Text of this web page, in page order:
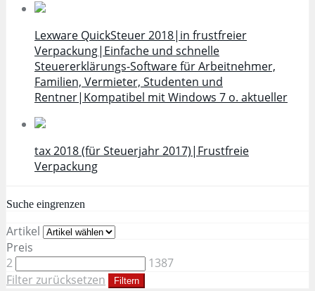
Lexware QuickSteuer 2018|in frustfreier
Verpackung|Einfache und schnelle
Steuererklärungs-Software für Arbeitnehmer,
Familien, Vermieter, Studenten und
Rentner|Kompatibel mit Windows 7 o. aktueller
tax 2018 (für Steuerjahr 2017)|Frustfreie
Verpackung
Suche eingrenzen
Artikel
Preis
2
1387
Filter zurücksetzen
Filtern